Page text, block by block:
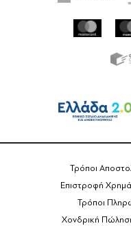
Τρόποι
Επιστροφή
Τρόποι
Χονδρική